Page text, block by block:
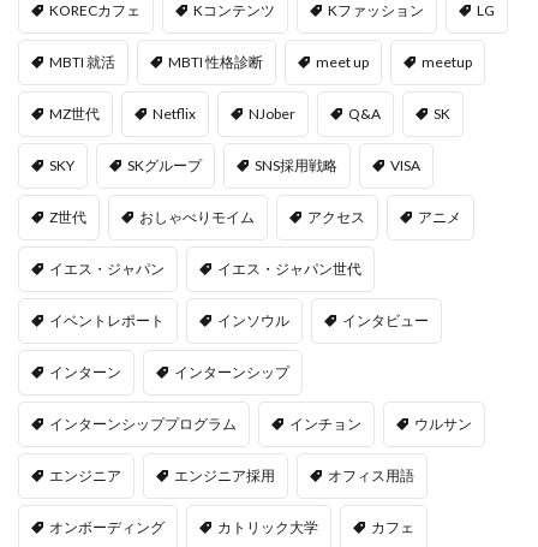
KORECカフェ Kコンテンツ Kファッション LG
MBTI 就活 MBTI 性格診断 meet up meetup
MZ世代 Netflix NJober Q&A SK
SKY SKグループ SNS採用戦略 VISA
Z世代 おしゃべりモイム アクセス アニメ
イエス・ジャパン イエス・ジャパン世代
イベントレポート インソウル インタビュー
インターン インターンシップ
インターンシッププログラム インチョン ウルサン
エンジニア エンジニア採用 オフィス用語
オンボーディング カトリック大学 カフェ